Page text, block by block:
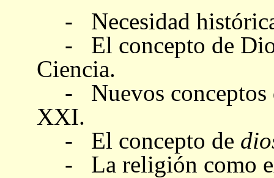
- Necesidad
- El concepto de
Ciencia.
- Nuevos
XXI.
- El concepto de
- La religión como